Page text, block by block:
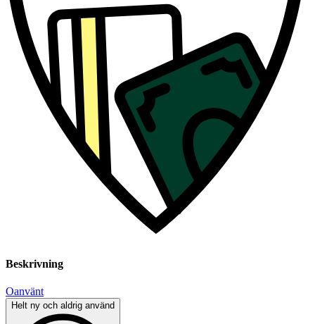
Beskrivning
Oanvänt
Helt ny och aldrig använd